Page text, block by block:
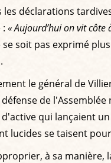
déclarations
« Aujourd’hui on vit côte
soit pas exprimé
le général de
de
qui lançaient
lucides se taisent
à sa manière,